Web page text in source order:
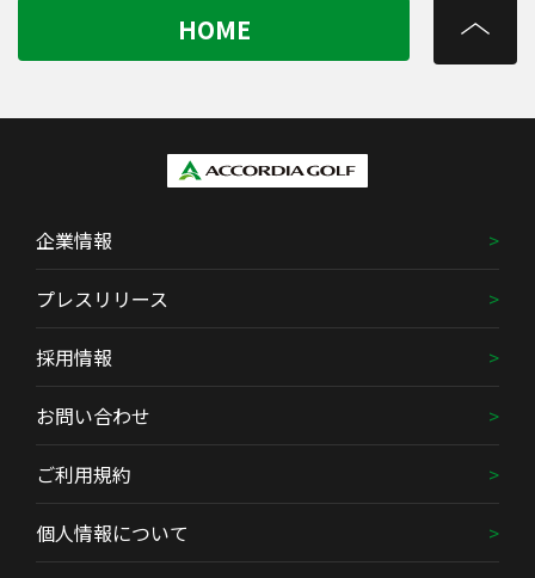
HOME
企業情報
プレスリリース
採用情報
お問い合わせ
ご利用規約
個人情報について